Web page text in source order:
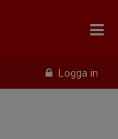
Logga in